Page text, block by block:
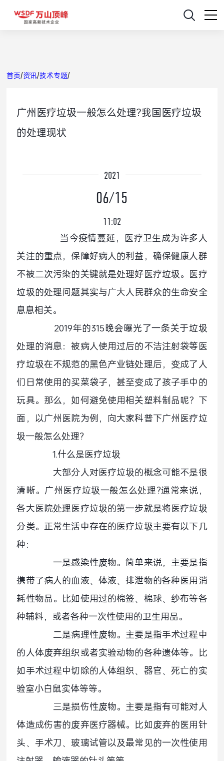
首页/资讯/技术专题/
广州医疗垃圾一般怎么处理?我国医疗垃圾
的处理现状
2021
06/15
11:02
当今疫情蔓延，医疗卫生成为许多人
关注的重点，保障好病人的利益，确保健康人群
不被二次污染的关键就是处理好医疗垃圾。医疗
垃圾的处理问题其实与广大人民群众的生命安全
息息相关。
2019年的315晚会曝光了一条关于垃圾
处理的消息：被病人使用过后的不洁注射袋等医
疗垃圾在不规范的黑色产业链处理后，变成了人
们日常使用的买菜袋子，甚至变成了孩子手中的
玩具。那么，如何避免使用相关塑料制品呢？下
面，以广州医院为例，向大家科普下广州医疗垃
圾一般怎么处理?
1.什么是医疗垃圾
大部分人对医疗垃圾的概念可能不是很
清晰。广州医疗垃圾一般怎么处理?通常来说，
各大医院处理医疗垃圾的第一步就是将医疗垃圾
分类。正常生活中存在的医疗垃圾主要有以下几
种：
一是感染性废物。简单来说，主要是指
携带了病人的血液、体液、排泄物的各种医用消
耗性物品。比如使用过的棉签、棉球、纱布等各
种辅料，或者各种一次性使用的卫生用品。
二是病理性废物。主要是指手术过程中
的人体废弃组织或者实验动物的各种遗体等。比
如手术过程中切除的人体组织、器官、死亡的实
验室小白鼠实体等等。
三是损伤性废物。主要是指有可能对人
体造成伤害的废弃医疗器械。比如废弃的医用针
头、手术刀、玻璃试管以及最常见的一次性使用